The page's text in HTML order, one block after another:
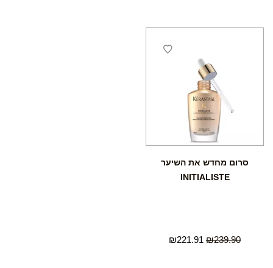
סרום מחדש את השיער
INITIALISTE
₪239.90
₪221.91